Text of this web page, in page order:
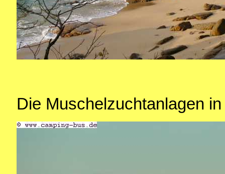
Die Muschelzuchtanlagen